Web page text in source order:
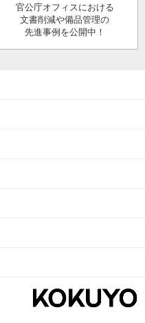
官公庁オフィスにおける
文書削減や備品管理の
先進事例を公開中！